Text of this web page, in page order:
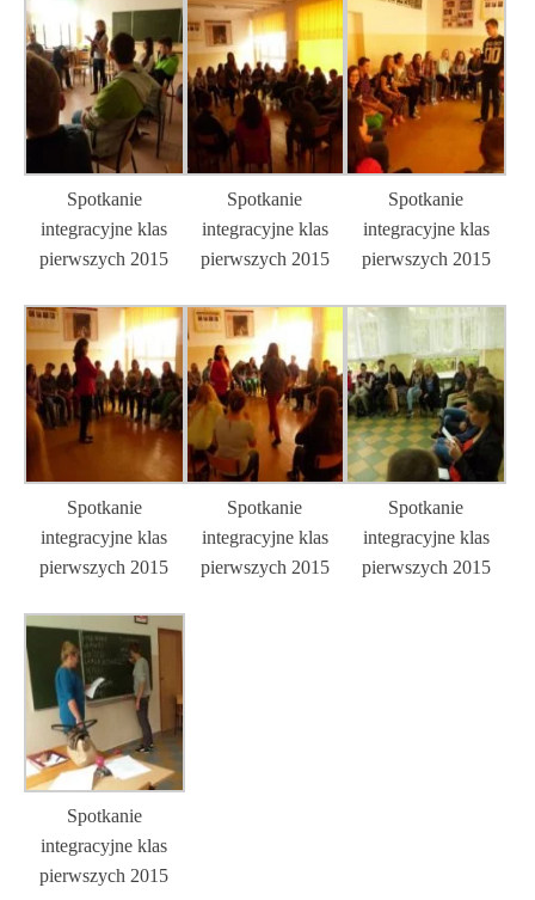
Spotkanie
integracyjne klas
pierwszych 2015
Spotkanie
integracyjne klas
pierwszych 2015
Spotkanie
integracyjne klas
pierwszych 2015
Spotkanie
integracyjne klas
pierwszych 2015
Spotkanie
integracyjne klas
pierwszych 2015
Spotkanie
integracyjne klas
pierwszych 2015
Spotkanie
integracyjne klas
pierwszych 2015